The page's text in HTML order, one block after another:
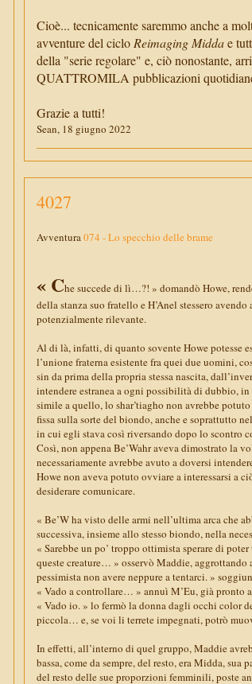
Cioè... tecnicamente saremmo anche a
avventure del cicloReimaging Middae
della "serie regolare" e, ciò nonostante,
QUATTROMILA pubblicazioni
Grazie a tutti!
Sean, 18 giugno 2022
4027
Avventura074 - Lo specchio delle brame
« Che succede di lì…?! » domandò Howe,
della stanza suo fratello e H’Anel stessero
potenzialmente rilevante.
Al di là, infatti, di quanto sovente Howe potesse
l’unione fraterna esistente fra quei due uomini,
sin da prima della propria stessa nascita,
intendere estranea a ogni possibilità di dubbio,
simile a quello, lo shar’tiagho non avrebbe
fissa sulla sorte del biondo, anche e soprattutto
in cui egli stava così riversando dopo lo scontro
Così, non appena Be’Wahr aveva dimostrato la
necessariamente avrebbe avuto a doversi
Howe non aveva potuto ovviare a interessarsi a
desiderare comunicare.
« Be’W ha visto delle armi nell’ultima arca che
successiva, insieme allo stesso biondo, nella
« Sarebbe un po’ troppo ottimista sperare di
queste creature… » osservò Maddie,
pessimista non avere neppure a tentarci. »
« Vado a controllare… » annuì M’Eu, già pronto
« Vado io. » lo fermò la donna dagli occhi color
piccola… e, se voi li terrete impegnati, potrò
In effetti, all’interno di quel gruppo, Maddie
bassa, come da sempre, del resto, era Midda,
del resto delle sue proporzioni femminili, poste